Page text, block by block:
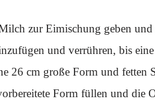
zur Eimischung geben
und verrühren, bis eine
26 cm große Form und fetten
Form füllen und die